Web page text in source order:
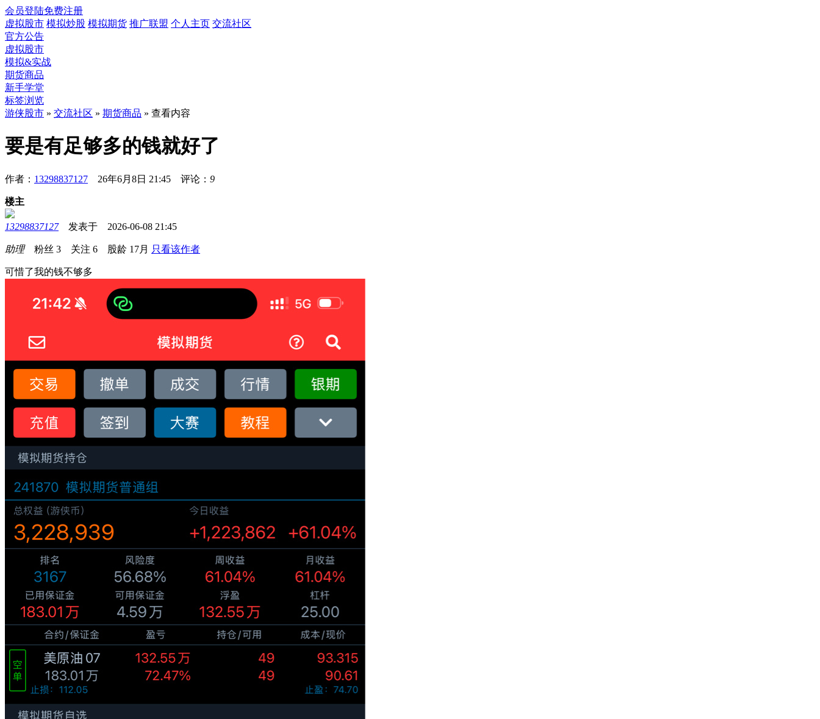
会员登陆免费注册
虚拟股市 模拟炒股 模拟期货 推广联盟 个人主页 交流社区
官方公告
虚拟股市
模拟&实战
期货商品
新手学堂
标签浏览
游侠股市 » 交流社区 » 期货商品 » 查看内容
要是有足够多的钱就好了
作者： 13298837127 26年6月8日 21:45 评论： 9
楼主
13298837127发表于 2026-06-08 21:45
助理粉丝 3 关注 6 股龄 17月 只看该作者
可惜了我的钱不够多